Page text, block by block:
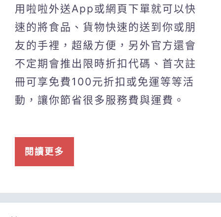
用啦啦外送App或網頁下單就可以快
速的將食品、貨物快速的送到你或朋
友的手裡，超級方便，另外官方還會
不定期會推出限時折扣代碼、首次註
冊可享免費100元折扣或免運等等活
動，讓你節省很多服務費與運費。
閱讀更多